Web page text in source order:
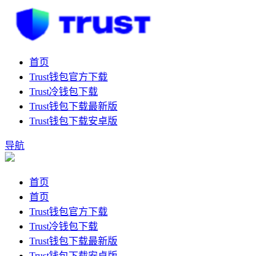
首页
Trust钱包官方下载
Trust冷钱包下载
Trust钱包下载最新版
Trust钱包下载安卓版
导航
首页
首页
Trust钱包官方下载
Trust冷钱包下载
Trust钱包下载最新版